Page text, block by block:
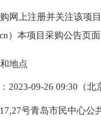
网上注册并关注该项
）本项目采购公告页
地点
2023-09-26 09:30 （北
17,27号青岛市民中心公